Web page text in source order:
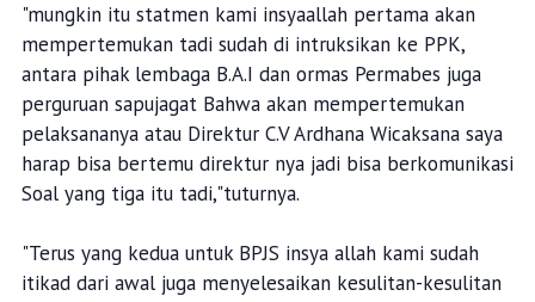
"mungkin itu statmen kami insyaallah pertama akan
mempertemukan tadi sudah di intruksikan ke PPK,
antara pihak lembaga B.A.I dan ormas Permabes juga
perguruan sapujagat Bahwa akan mempertemukan
pelaksananya atau Direktur C.V Ardhana Wicaksana saya
harap bisa bertemu direktur nya jadi bisa berkomunikasi
Soal yang tiga itu tadi,"tuturnya.
"Terus yang kedua untuk BPJS insya allah kami sudah
itikad dari awal juga menyelesaikan kesulitan-kesulitan